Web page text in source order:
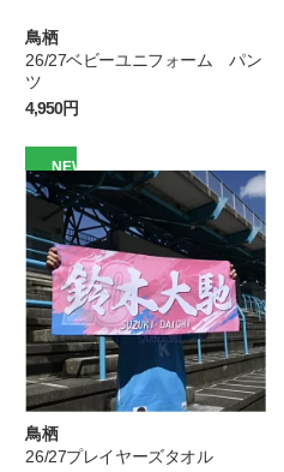
鳥栖
26/27ベビーユニフォーム パン
ツ
4,950円
NEW
鳥栖
26/27プレイヤーズタオル